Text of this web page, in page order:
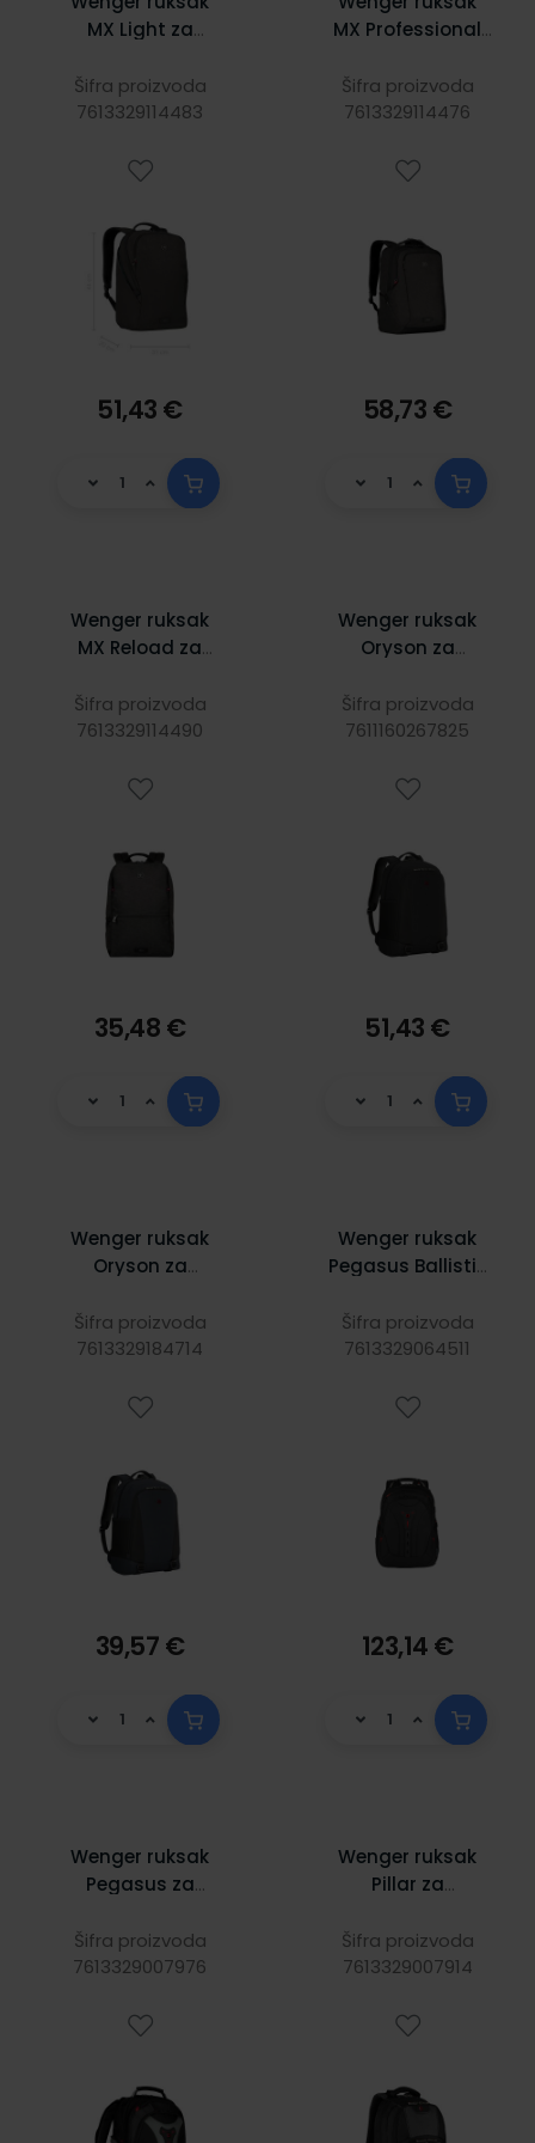
MX Light za
L, crni
Šifra proizvoda
7613329114483
51,43 €
MX Professional
16" sivo
Šifra proizvoda
7613329114476
58,73 €
Wenger ruksak
MX Reload za
14", sivi
Šifra proizvoda
7613329114490
35,48 €
Wenger ruksak
Oryson za
16", 25 L, crni
Šifra proizvoda
7611160267825
51,43 €
Wenger ruksak
Oryson za
16", 25 L, sivi
Šifra proizvoda
7613329184714
39,57 €
Wenger ruksak
Pegasus Ballistic
prijenosnike do
16", crni
Šifra proizvoda
7613329064511
123,14 €
Wenger ruksak
Pegasus za
17", crni
Šifra proizvoda
7613329007976
Wenger ruksak
Pillar za
16", crni
Šifra proizvoda
7613329007914